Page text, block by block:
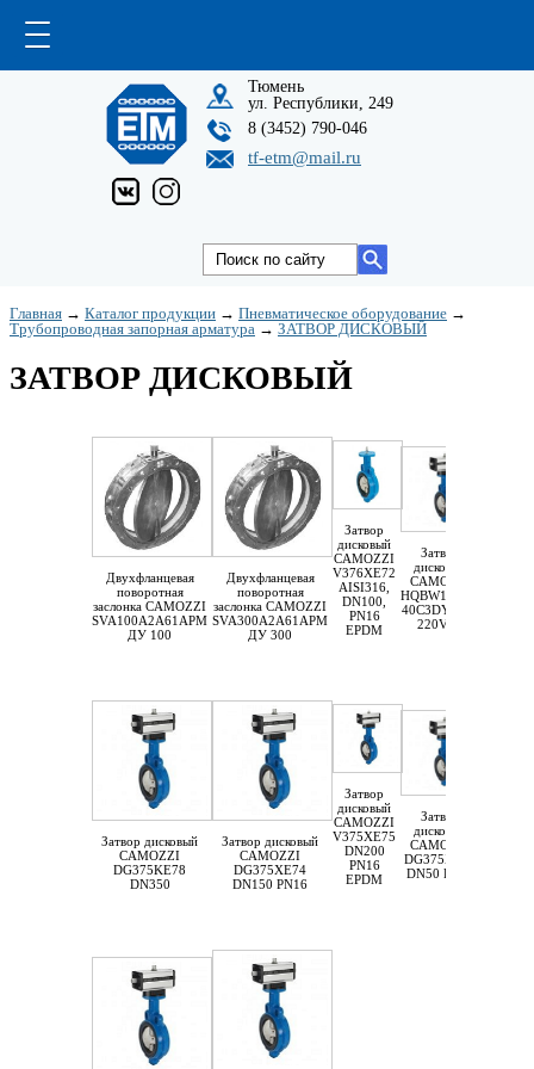
Тюмень
ул. Республики, 249
8 (3452) 790-046
tf-etm@mail.ru
Главная → Каталог продукции → Пневматическое оборудование →
Трубопроводная запорная арматура → ЗАТВОР ДИСКОВЫЙ
ЗАТВОР ДИСКОВЫЙ
Двухфланцевая
поворотная
заслонка CAMOZZI
SVA100A2A61APM
ДУ 100
Двухфланцевая
поворотная
заслонка CAMOZZI
SVA300A2A61APM
ДУ 300
Затвор
дисковый
CAMOZZI
V376XE72
AISI316,
DN100,
PN16
EPDM
Затвор
дисковый
CAMOZZI
HQBW150F1-
40C3DY37W-
220VAC
Затвор дисковый
CAMOZZI
DG375KE78
DN350
Затвор дисковый
CAMOZZI
DG375XE74
DN150 PN16
Затвор
дисковый
CAMOZZI
V375XE75
DN200
PN16
EPDM
Затвор
дисковый
CAMOZZI
DG375XE69
DN50 PN16